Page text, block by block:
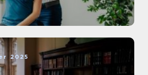
2025